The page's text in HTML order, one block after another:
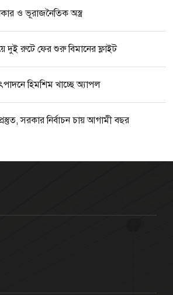
ও ভূরাজনৈতিক অস্ত্র
দুই রুটে ফের শুরু বিমানের ফ্লাইট
হিমশিম খাচ্ছে অ্যাপল
সরকার নির্বাচন চায় আগামী বছর